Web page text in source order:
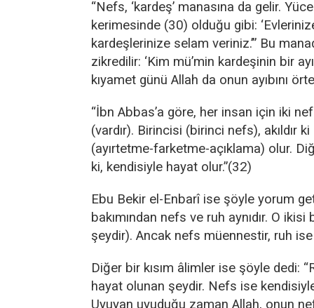
“Nefs, ‘kardeş’ manasına da gelir.
kerimesinde (30) olduğu gibi:
kardeşlerinize selam veriniz.’” Bu
zikredilir: ‘Kim mü’min kardeşinin bir
kıyamet günü Allah da onun ayıbını
“İbn Abbas’a göre, her insan için iki
(vardır). Birincisi (birinci nefs), akıldır
(ayırtetme-farketme-açıklama) olur.
ki, kendisiyle hayat olur.”(32)
Ebu Bekir el-Enbarî ise şöyle yorum
bakımından nefs ve ruh aynıdır. O ikisi
şeydir). Ancak nefs müennestir, ruh
Diğer bir kısım âlimler ise şöyle dedi:
hayat olunan şeydir. Nefs ise
Uyuyan uyuduğu zaman Allah, onun